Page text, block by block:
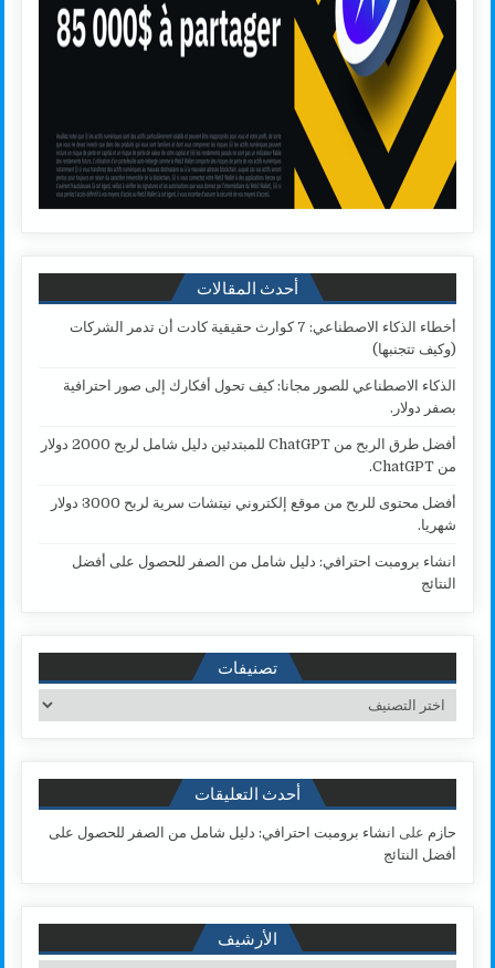
أحدث المقالات
أخطاء الذكاء الاصطناعي: 7 كوارث حقيقية كادت أن تدمر الشركات
(وكيف تتجنبها)
الذكاء الاصطناعي للصور مجانا: كيف تحول أفكارك إلى صور احترافية
بصفر دولار.
أفضل طرق الربح من ChatGPT للمبتدئين دليل شامل لربح 2000 دولار
من ChatGPT.
أفضل محتوى للربح من موقع إلكتروني نيتشات سرية لربح 3000 دولار
شهريا.
انشاء برومبت احترافي: دليل شامل من الصفر للحصول على أفضل
النتائج
تصنيفات
تصنيفات
أحدث التعليقات
حازم على انشاء برومبت احترافي: دليل شامل من الصفر للحصول على
أفضل النتائج
الأرشيف